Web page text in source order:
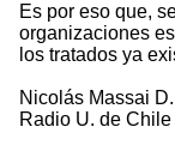
Es por eso que,
organizaciones
los tratados ya
Nicolás Massai D.
Radio U. de Chile